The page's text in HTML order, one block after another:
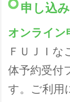
申し込み
オンライン
ＦＵＪＩ
体予約受付
す。ご利用